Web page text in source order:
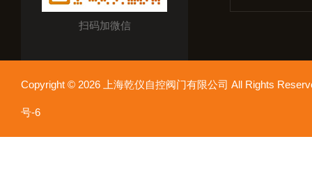
扫码加微信
Copyright © 2026 上海乾仪自控阀门有限公司 All Rights
号-6